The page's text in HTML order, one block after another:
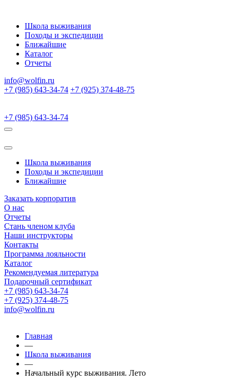
Школа выживания
Походы и экспедиции
Ближайшие
Каталог
Отчеты
info@wolfin.ru
+7 (985) 643-34-74 +7 (925) 374-48-75
+7 (985) 643-34-74
Школа выживания
Походы и экспедиции
Ближайшие
Заказать корпоратив
О нас
Отчеты
Стань членом клуба
Наши инструкторы
Контакты
Программа лояльности
Каталог
Рекомендуемая литература
Подарочный сертификат
+7 (985) 643-34-74
+7 (925) 374-48-75
info@wolfin.ru
Главная
—
Школа выживания
—
Начальный курс выживания. Лето